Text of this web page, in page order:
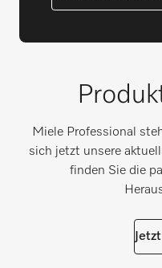
Miele Professional
sich jetzt unsere
finden Sie die